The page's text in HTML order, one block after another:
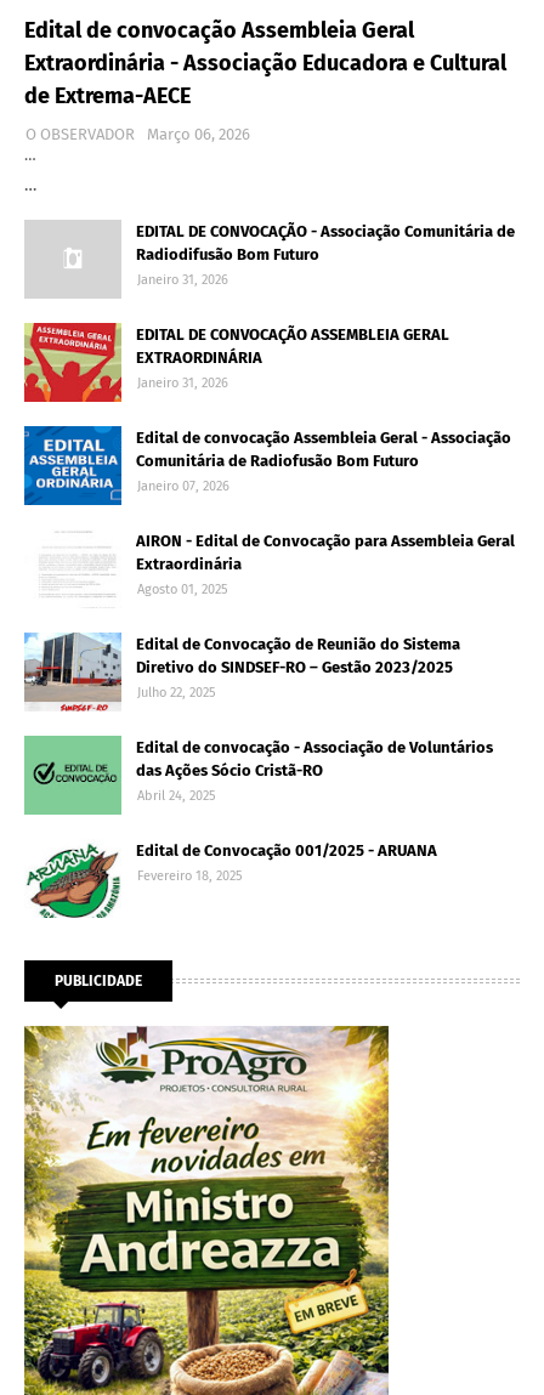
Edital de convocação Assembleia Geral
Extraordinária - Associação Educadora e Cultural
de Extrema-AECE
O OBSERVADOR
Março 06, 2026
…
…
EDITAL DE CONVOCAÇÃO - Associação Comunitária de
Radiodifusão Bom Futuro
Janeiro 31, 2026
EDITAL DE CONVOCAÇÃO ASSEMBLEIA GERAL
EXTRAORDINÁRIA
Janeiro 31, 2026
Edital de convocação Assembleia Geral - Associação
Comunitária de Radiofusão Bom Futuro
Janeiro 07, 2026
AIRON - Edital de Convocação para Assembleia Geral
Extraordinária
Agosto 01, 2025
Edital de Convocação de Reunião do Sistema
Diretivo do SINDSEF-RO – Gestão 2023/2025
Julho 22, 2025
Edital de convocação - Associação de Voluntários
das Ações Sócio Cristã-RO
Abril 24, 2025
Edital de Convocação 001/2025 - ARUANA
Fevereiro 18, 2025
PUBLICIDADE